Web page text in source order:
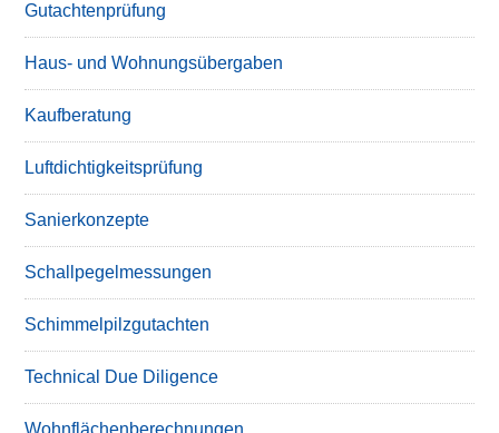
Gutachtenprüfung
Haus- und Wohnungsübergaben
Kaufberatung
Luftdichtigkeitsprüfung
Sanierkonzepte
Schallpegelmessungen
Schimmelpilzgutachten
Technical Due Diligence
Wohnflächenberechnungen